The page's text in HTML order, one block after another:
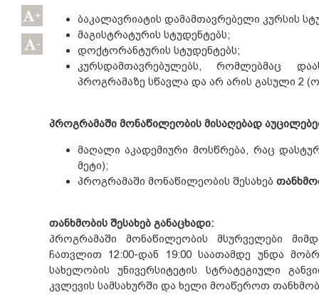
+
-
ბაკალავრიატის დამამთავრებელი კურსის
მაგისტრატურის სტუდენტებს;
დოქტორანტურის სტუდენტებს;
კურსდამთავრებულებს, რომლებმაც
პროგრამაზე სწავლა და არ არის გასული 2
პროგრამაში მონაწილეობის მისაღებად
მაღალი აკადემიური მოსწრება, რაც
მეტი);
პროგრამაში მონაწილეობის შესახებ
თანხმობის შესახებ განაცხადი:
პროგრამაში მონაწილეობის მსურველები
ჩათვლით 12:00-დან 19:00 საათამდე უნდა
სახელობის უნივერსიტეტის სტრატეგიული
კვლევის სამსახურში და ხელი მოაწეროთ